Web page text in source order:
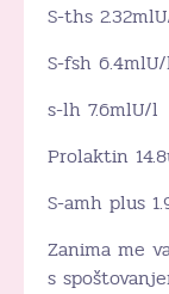
S-ths
S-fsh
s-lh 7.6mlU/l
Prolaktin
S-amh plus
Zanima me
s